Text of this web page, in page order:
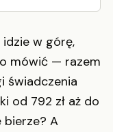
w górę,
mówić — razem
świadczenia
od 792 zł aż do
bierze? A